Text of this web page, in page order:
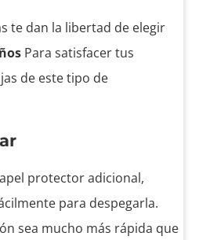
te dan la libertad de elegir
Para satisfacer tus
de este tipo de
protector adicional,
para despegarla.
sea mucho más rápida que